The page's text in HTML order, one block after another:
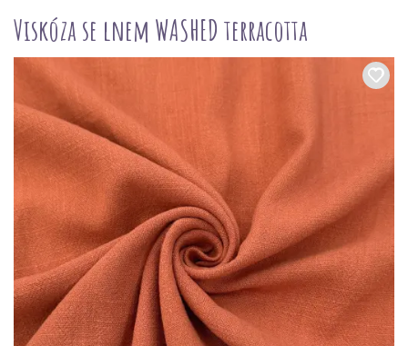
Viskóza se lnem WASHED terracotta